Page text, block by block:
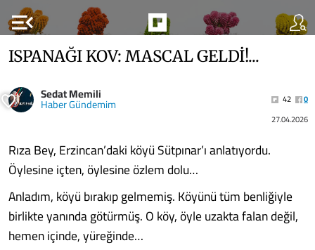
menu_open
ISPANAĞI KOV: MASCAL GELDİ!...
Sedat Memili
Haber Gündemim 42
0
27.04.2026
Rıza Bey, Erzincan’daki köyü Sütpınar’ı anlatıyordu.
Öylesine içten, öylesine özlem dolu…
Anladım, köyü bırakıp gelmemiş. Köyünü tüm benliğiyle
birlikte yanında götürmüş. O köy, öyle uzakta falan değil,
hemen içinde, yüreğinde…